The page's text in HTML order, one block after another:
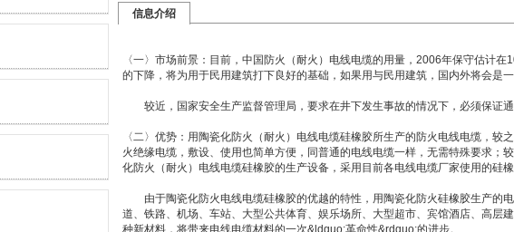
信息介绍
〈一〉市场前景：目前，中国防火（耐火）电线电缆的用量，2006年保守估计
的下降，将为用于民用建筑打下良好的基础，如果用与民用建筑，国内外将会是一
较近，国家安全生产监督管理局，要求在井下发生事故的情况下，必须保证通
〈二〉优势：用陶瓷化防火（耐火）电线电缆硅橡胶所生产的防火电线电缆，
火绝缘电缆，敷设、使用也简单方便，同普通的电线电缆一样，无需特殊要求
化防火（耐火）电线电缆硅橡胶的生产设备，采用目前各电线电缆厂家使用的硅
由于陶瓷化防火电线电缆硅橡胶的优越的特性，用陶瓷化防火硅橡胶生产的
道、铁路、机场、车站、大型公共体育、娱乐场所、大型超市、宾馆酒店、高
种新材料，将带来电线电缆材料的一次&ldquo;革命性&rdquo;的进步。